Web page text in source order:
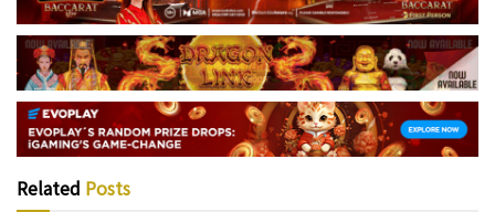
Related Posts